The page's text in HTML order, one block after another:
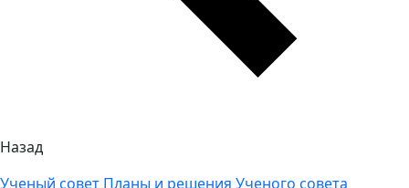
Назад
Ученый совет Планы и решения Ученого совета